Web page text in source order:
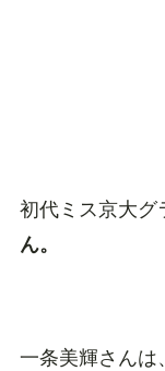
初代ミス京大グ
ん。
一条美輝さんは